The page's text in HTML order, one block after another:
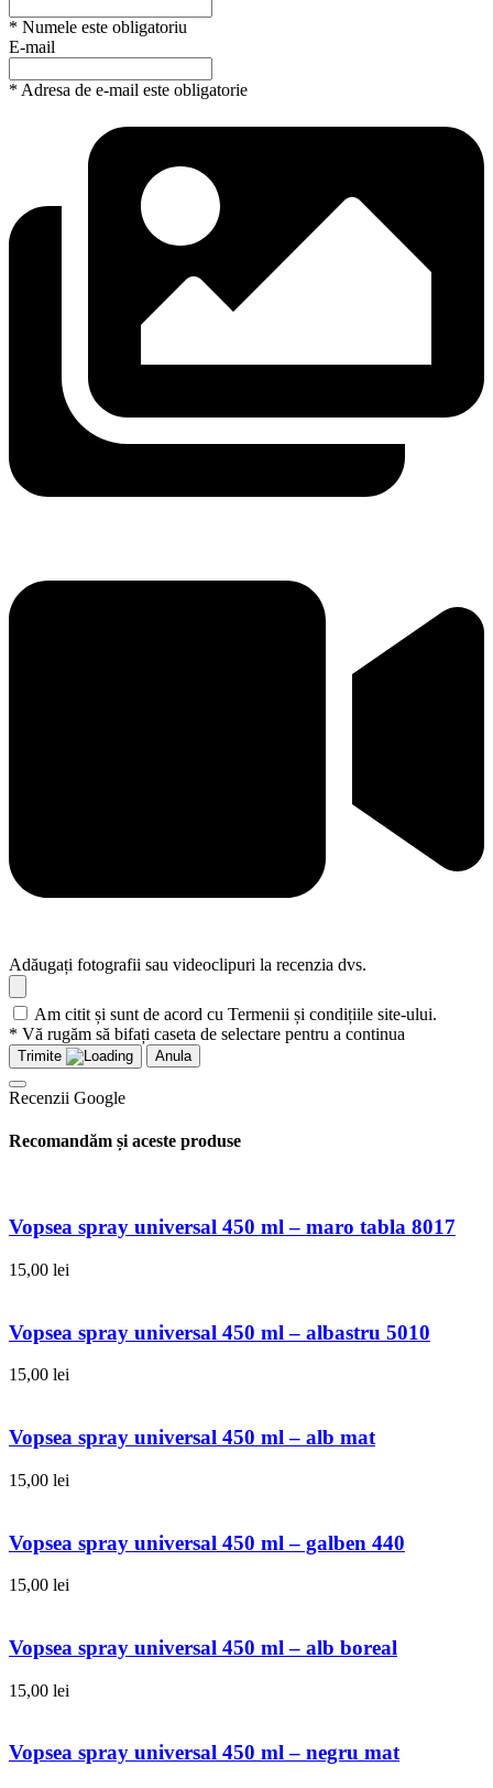
* Numele este obligatoriu
E-mail
* Adresa de e-mail este obligatorie
Adăugați fotografii sau videoclipuri la recenzia dvs.
Am citit și sunt de acord cu Termenii și condițiile site-ului.
* Vă rugăm să bifați caseta de selectare pentru a continua
Trimite Anula
Recenzii Google
Recomandăm și aceste produse
Vopsea spray universal 450 ml – maro tabla 8017
15,00 lei
Vopsea spray universal 450 ml – albastru 5010
15,00 lei
Vopsea spray universal 450 ml – alb mat
15,00 lei
Vopsea spray universal 450 ml – galben 440
15,00 lei
Vopsea spray universal 450 ml – alb boreal
15,00 lei
Vopsea spray universal 450 ml – negru mat